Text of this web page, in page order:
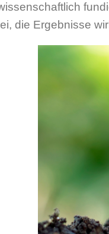
die Ergebnisse